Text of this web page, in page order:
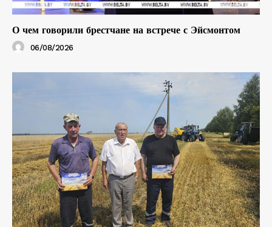
О чем говорили брестчане на встрече с Эйсмонтом
06/08/2026